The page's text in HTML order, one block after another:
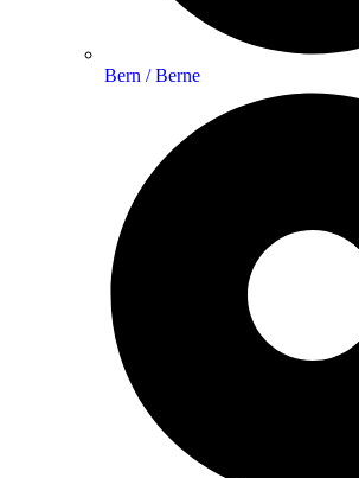
Bern / Berne